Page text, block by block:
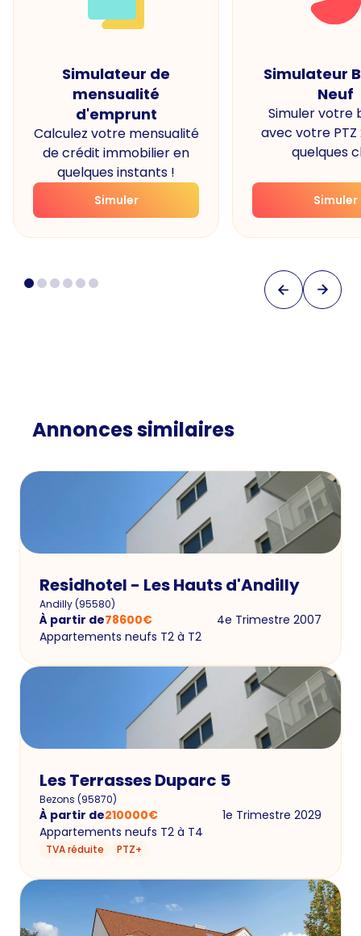
Simulateur de
mensualité
d'emprunt
Calculez votre mensualité
de crédit immobilier en
quelques instants !
Simuler
Simulateur
Neuf
Simuler votre
avec votre PTZ
quelques
Simuler
Annonces similaires
Residhotel - Les Hauts d'Andilly
Andilly(95580)
À partir de78600€
4e Trimestre 2007
Appartements neufs T2 à T2
Les Terrasses Duparc 5
Bezons (95870)
À partir de210000€
1e Trimestre 2029
Appartements neufs T2 à T4
TVA réduite PTZ+